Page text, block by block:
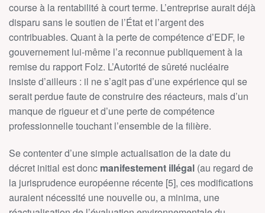
course à la rentabilité à court terme. L’entreprise aurait déjà
disparu sans le soutien de l’État et l’argent des
contribuables. Quant à la perte de compétence d’EDF, le
gouvernement lui-même l’a reconnue publiquement à la
remise du rapport Folz. L’Autorité de sûreté nucléaire
insiste d’ailleurs : il ne s’agit pas d’une expérience qui se
serait perdue faute de construire des réacteurs, mais d’un
manque de rigueur et d’une perte de compétence
professionnelle touchant l’ensemble de la filière.
Se contenter d’une simple actualisation de la date du
décret initial est donc manifestement illégal (au regard de
la jurisprudence européenne récente [5], ces modifications
auraient nécessité une nouvelle ou, a minima, une